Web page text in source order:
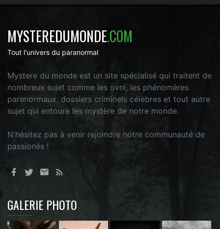
MYSTEREDUMONDE.COM
Tout l'univers du paranormal
Mystere du monde est un site spécialisé qui traitent de
nombreux sujet comme les ovni, les phénomères
paranormaux, dossiers criminels célèbres et tout autre
sujet qui entoure les mystère de notre monde.
N'hésitez pas à venir rejoindre notre communauté de
passionés !
GALERIE PHOTO